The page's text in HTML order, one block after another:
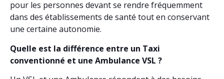
pour les personnes devant se rendre fréquemment
dans des établissements de santé tout en conservant
une certaine autonomie.
Quelle est la différence entre un Taxi
conventionné et une Ambulance VSL ?